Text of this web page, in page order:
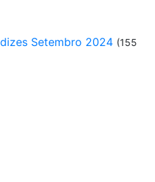
Setembro 2024 (155